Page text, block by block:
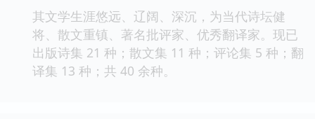
其文学生涯悠远、辽阔、深沉，为当代诗坛健
将、散文重镇、著名批评家、优秀翻译家。现已
出版诗集 21 种；散文集 11 种；评论集 5 种；翻
译集 13 种；共 40 余种。